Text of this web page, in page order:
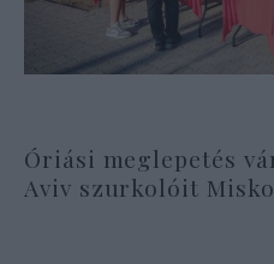
Óriási meglepetés
Aviv szurkolóit